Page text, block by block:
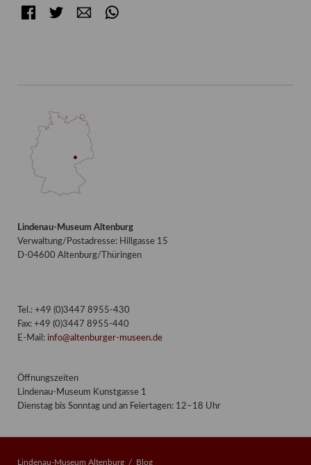
FacebookTwitter E-mail
Lindenau-Museum Altenburg
Verwaltung/Postadresse: Hillgasse 15
D-04600 Altenburg/Thüringen
Tel.: +49 (0)3447 8955-430
Fax: +49 (0)3447 8955-440
E-Mail: info@altenburger-museen.de
Öffnungszeiten
Lindenau-Museum Kunstgasse 1
Dienstag bis Sonntag und an Feiertagen: 12–18 Uhr
Lindenau-Museum Altenburg Blog